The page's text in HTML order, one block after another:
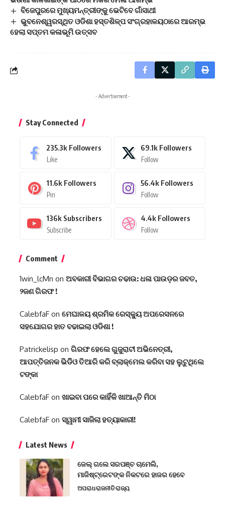
ବିଜେପୁରରେ ମୁଖ୍ୟମନ୍ତ୍ରୀଙ୍କୁ ଭେଟିବେ ଗାଁସାଥୀ
ଭୁବନେଶ୍ୱରସ୍ଥିତ ଓଡିଶା ହସ୍ତଶିଳ୍ପ ସଂଗ୍ରହାଳୟଠାରେ ଆରମ୍ଭ
ହେଲା ସପ୍ତମ କଳାଭୂମି ଉତ୍ସବ
- Advertisement -
Stay Connected
235.3k Followers
Like
69.1k Followers
Follow
11.6k Followers
Pin
56.4k Followers
Follow
136k Subscribers
Subscribe
4.4k Followers
Follow
Comment
1win_lcMn on ଅବକାରୀ ବିଭାଗର ଚଢାଉ: ଧଳା ପାଉଡ଼ର ଜବତ,
୨ଜଣ ଗିରଫ !
CalebfaF on ମେଘାଳୟ ଶ୍ରମିକ ରେସ୍କ୍ୟୁ ଅପରେସନରେ
ସହଯୋଗର ହାତ ବଢାଇଲା ଓଡିଶା !
Patrickelisp on ଗିରଫ ହେଲେ ଗୁଜୁରାଟୀ ଅଭିନେତ୍ରୀ,
ଆପତ୍ତିଜନକ ଭିଡିିଓ ତିଆରି କରି ବ୍ଲାକ୍‌ମେଲ କରିବା ସହ ଲୁଟୁଥିଲେ
ଟଙ୍କା
CalebfaF on ଖାଇବା ପରେ କାହିଁକି ଖାଆନ୍ତି ମିଠା
CalebfaF on ସ୍ୱାମୀ ସାଜିଲା ହତ୍ୟାକାରୀ!
Latest News
ଜେଲ୍ ଗଲେ ସରପଞ୍ଚ ଚାମେଲି,
ମାଜିଷ୍ଟ୍ରେଟଙ୍କ ନିକଟରେ ହାଜର ହେବେ
ଅପରାଧରାଜନୀତିରାଜ୍ୟ